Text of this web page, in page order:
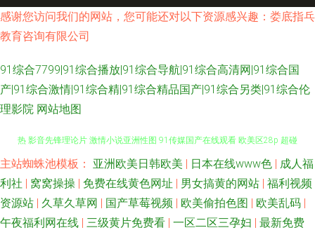
感谢您访问我们的网站，您可能还对以下资源感兴趣：娄底指乓
教育咨询有限公司
91综合7799|91综合播放|91综合导航|91综合高清网|91综合国
产|91综合激情|91综合精|91综合精品国产|91综合另类|91综合伦
理影院 网站地图
91影院 韩国伦理妈妈的朋友 欧美日日韩色色 av搬运工 久久第6页 玖玖伊人
热 影音先锋理论片 激情小说亚洲性图 91传媒国产在线观看 欧美区28p 超碰
主站蜘蛛池模板： 亚洲欧美日韩欧美 | 日本在线www色 | 成人福
利社 | 窝窝操操 | 免费在线黄色网址 | 男女搞黄的网站 | 福利视频
资源站 | 久草久草网 | 国产草莓视频 | 欧美偷拍色图 | 欧美乱码 |
午夜福利网在线 | 三级黄片免费看 | 一区二区三孕妇 | 最新免费